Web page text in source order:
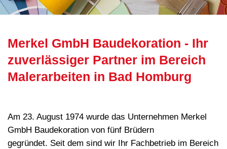
Merkel GmbH Baudekoration - Ihr
zuverlässiger Partner im Bereich
Malerarbeiten in Bad Homburg
Am 23. August 1974 wurde das Unternehmen Merkel
GmbH Baudekoration von fünf Brüdern
gegründet. Seit dem sind wir Ihr Fachbetrieb im Bereich